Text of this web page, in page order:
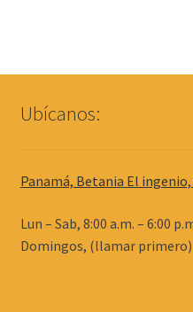
Ubícanos:
Panamá, Betania El ingenio,
Lun – Sab, 8:00 a.m. – 6:00
Domingos, (llamar primero)